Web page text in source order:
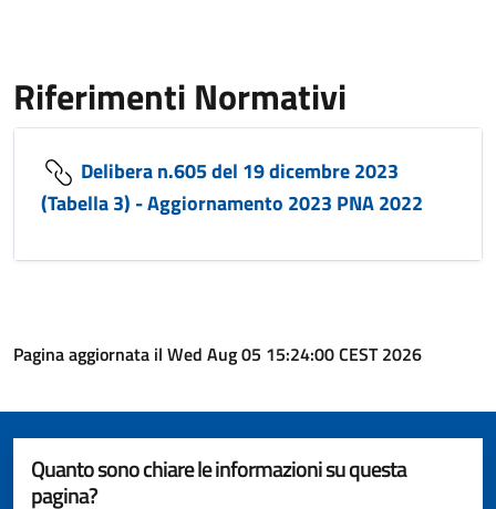
Riferimenti Normativi
Delibera n.605 del 19 dicembre 2023
(Tabella 3) - Aggiornamento 2023 PNA 2022
Pagina aggiornata il Wed Aug 05 15:24:00 CEST 2026
Quanto sono chiare le informazioni su questa
pagina?